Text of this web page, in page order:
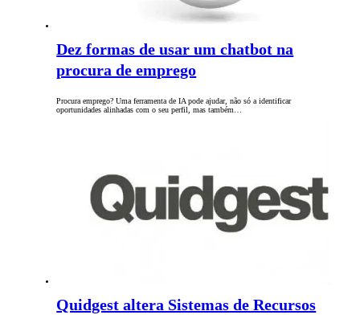
Dez formas de usar um chatbot na
procura de emprego
Procura emprego? Uma ferramenta de IA pode ajudar, não só a identificar
oportunidades alinhadas com o seu perfil, mas também…
Quidgest altera Sistemas de Recursos